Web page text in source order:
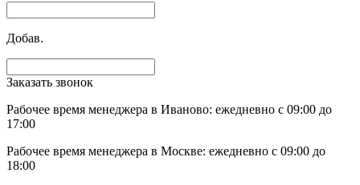
Добав.
Заказать звонок
Рабочее время менеджера в Иваново: ежедневно с 09:00 до
17:00
Рабочее время менеджера в Москве: ежедневно с 09:00 до
18:00